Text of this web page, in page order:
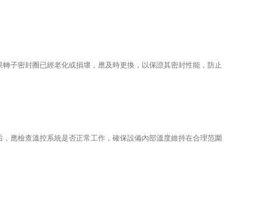
密封圈已經老化或損壞，應及時更換，以保證其密封性能，防止
檢查溫控系統是否正常工作，確保設備內部溫度維持在合理范圍